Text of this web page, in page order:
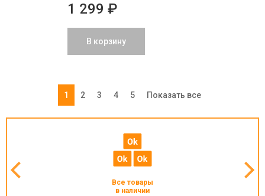
1 299 ₽
В корзину
1 2 3 4 5 Показать все
Все товары
в наличии